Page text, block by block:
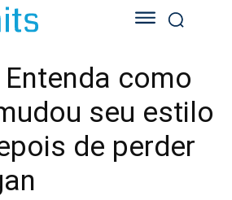
como
seu estilo
de perder